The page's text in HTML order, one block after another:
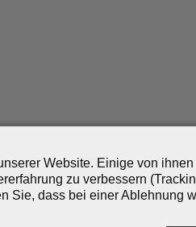
Website. Einige von
zu verbessern
Sie, dass bei einer Ablehnung